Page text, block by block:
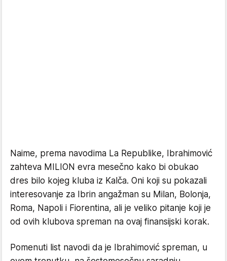
Naime, prema navodima La Republike, Ibrahimović
zahteva MILION evra mesečno kako bi obukao
dres bilo kojeg kluba iz Kalča. Oni koji su pokazali
interesovanje za Ibrin angažman su Milan, Bolonja,
Roma, Napoli i Fiorentina, ali je veliko pitanje koji je
od ovih klubova spreman na ovaj finansijski korak.
Pomenuti list navodi da je Ibrahimović spreman, u